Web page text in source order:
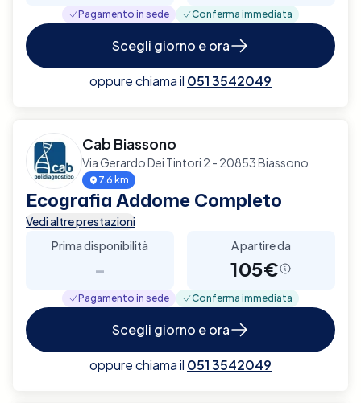
Pagamento in sede Conferma immediata
Scegli giorno e ora
oppure chiama il 051 3542049
Cab Biassono
Via Gerardo Dei Tintori 2 - 20853 Biassono
7.6 km
Ecografia Addome Completo
Vedi altre prestazioni
Prima disponibilità
-
A partire da
105€
Pagamento in sede Conferma immediata
Scegli giorno e ora
oppure chiama il 051 3542049